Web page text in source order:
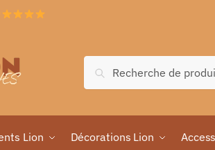
Recherche
Lion Décorations Lion